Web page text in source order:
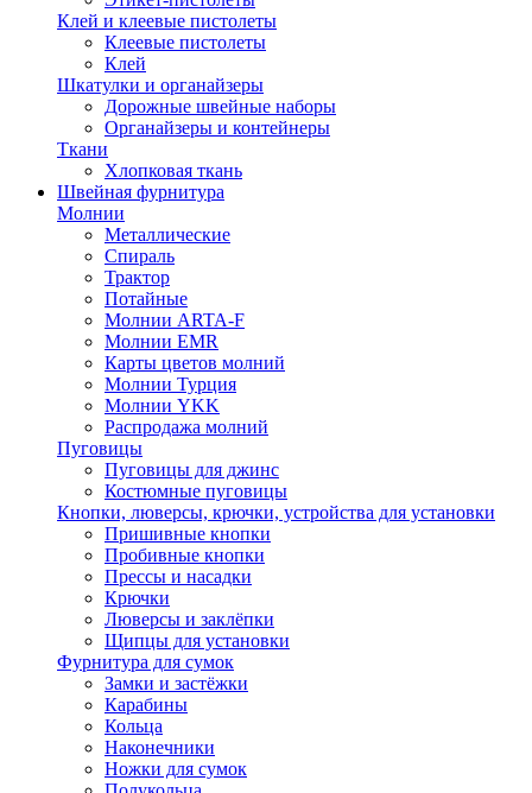
Клей и клеевые пистолеты
Клеевые пистолеты
Клей
Шкатулки и органайзеры
Дорожные швейные наборы
Органайзеры и контейнеры
Ткани
Хлопковая ткань
Швейная фурнитура
Молнии
Металлические
Спираль
Трактор
Потайные
Молнии ARTA-F
Молнии EMR
Карты цветов молний
Молнии Турция
Молнии YKK
Распродажа молний
Пуговицы
Пуговицы для джинс
Костюмные пуговицы
Кнопки, люверсы, крючки, устройства для установки
Пришивные кнопки
Пробивные кнопки
Прессы и насадки
Крючки
Люверсы и заклёпки
Щипцы для установки
Фурнитура для сумок
Замки и застёжки
Карабины
Кольца
Наконечники
Ножки для сумок